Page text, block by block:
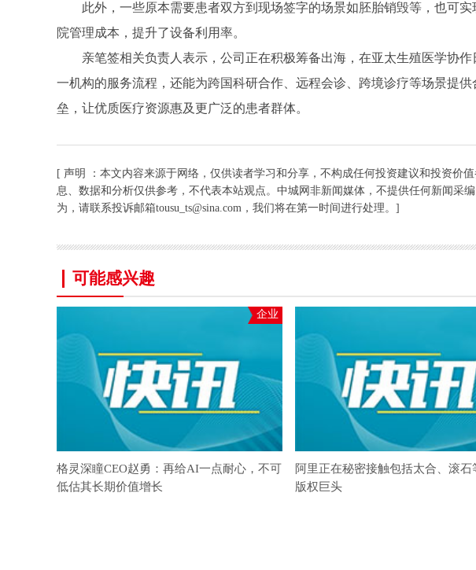
此外，一些原本需要患者双方到现场签字的场景如胚胎销毁等，也可
院管理成本，提升了设备利用率。
亲笔签相关负责人表示，公司正在积极筹备出海，在亚太生殖医学协
一机构的服务流程，还能为跨国科研合作、远程会诊、跨境诊疗等场景提
垒，让优质医疗资源惠及更广泛的患者群体。
[ 声明 ：本文内容来源于网络，仅供读者学习和分享，不构成任何投资建议和投资价
息、数据和分析仅供参考，不代表本站观点。中城网非新闻媒体，不提供任何新闻采
为，请联系投诉邮箱tousu_ts@sina.com，我们将在第一时间进行处理。]
可能感兴趣
企业
格灵深瞳CEO赵勇：再给AI一点耐心，不可
低估其长期价值增长
阿里正在秘密接触包括太合、滚石
版权巨头